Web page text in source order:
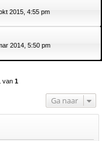
2015, 4:55 pm
2014, 5:50 pm
van 1
Ga naar